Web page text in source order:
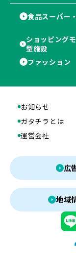
食品スーパー
ショッピング
型施設
ファッション
お知らせ
ガタチラとは
運営会社
広
地域